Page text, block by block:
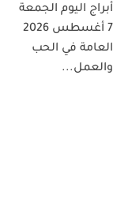
أبراج اليوم الجمعة
7 أغسطس 2026
العامة في الحب
والعمل...